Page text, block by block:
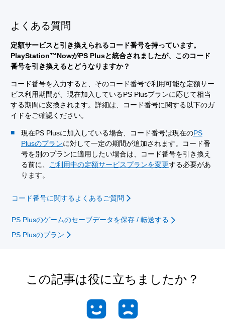
よくある質問
定額サービスと引き換えられるコード番号を持っています。
PlayStation™NowがPS Plusと統合されましたが、このコード
番号を引き換えるとどうなりますか？
コード番号を入力すると、そのコード番号で利用可能な定額サー
ビス利用期間が、現在加入しているPS Plusプランに応じて相当
する期間に変換されます。詳細は、コード番号に関する以下のガ
イドをご確認ください。
現在PS Plusに加入している場合、コード番号は現在のPS
Plusのプランに対して一定の期間が追加されます。コード番
号を別のプランに適用したい場合は、コード番号を引き換え
る前に、
ご利用中の定額サービスプランを変更する必要があ
ります。
コード番号に関するよくあるご質問
PS Plusのゲームのセーブデータを保存 / 転送する
PS Plusのプラン
この記事は役に立ちましたか？